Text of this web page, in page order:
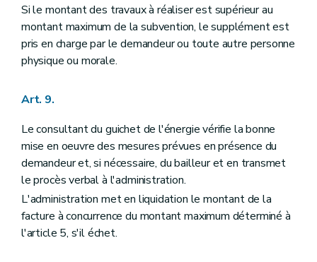
Si le montant des travaux à réaliser est supérieur au
montant maximum de la subvention, le supplément est
pris en charge par le demandeur ou toute autre personne
physique ou morale.
Art. 9.
Le consultant du guichet de l'énergie vérifie la bonne
mise en oeuvre des mesures prévues en présence du
demandeur et, si nécessaire, du bailleur et en transmet
le procès verbal à l'administration.
L'administration met en liquidation le montant de la
facture à concurrence du montant maximum déterminé à
l'article 5, s'il échet.